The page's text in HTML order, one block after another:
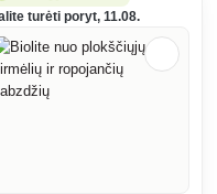
turėti poryt, 11.08.